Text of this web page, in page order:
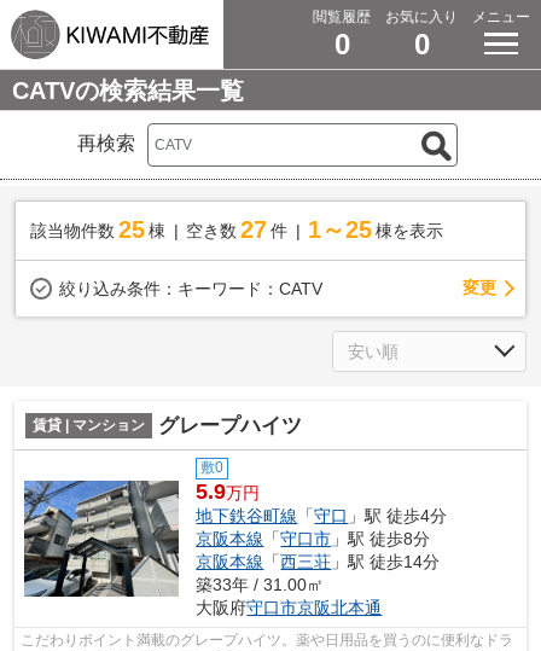
閲覧履歴
0
お気に入り
0
メニュー
CATVの検索結果一覧
再検索
該当物件数 25棟 空き数 27 件 1～25 棟を表示
絞り込み条件： キーワード：CATV 変更
賃貸 | マンション グレープハイツ
敷0
5.9万円
地下鉄谷町線 「守口 」駅 徒歩4分
京阪本線 「守口市 」駅 徒歩8分
京阪本線 「西三荘 」駅 徒歩14分
築33年 / 31.00㎡
大阪府守口市京阪北本通
こだわりポイント満載のグレープハイツ。薬や日用品を買うのに便利なドラ